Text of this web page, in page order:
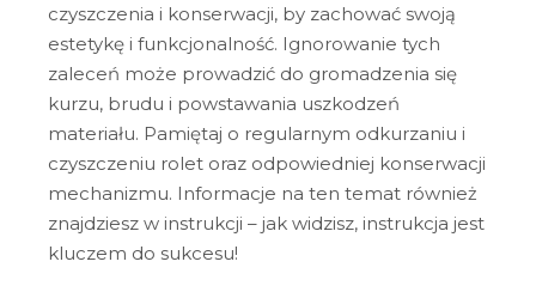
czyszczenia i konserwacji, by zachować swoją
estetykę i funkcjonalność. Ignorowanie tych
zaleceń może prowadzić do gromadzenia się
kurzu, brudu i powstawania uszkodzeń
materiału. Pamiętaj o regularnym odkurzaniu i
czyszczeniu rolet oraz odpowiedniej konserwacji
mechanizmu. Informacje na ten temat również
znajdziesz w instrukcji – jak widzisz, instrukcja jest
kluczem do sukcesu!